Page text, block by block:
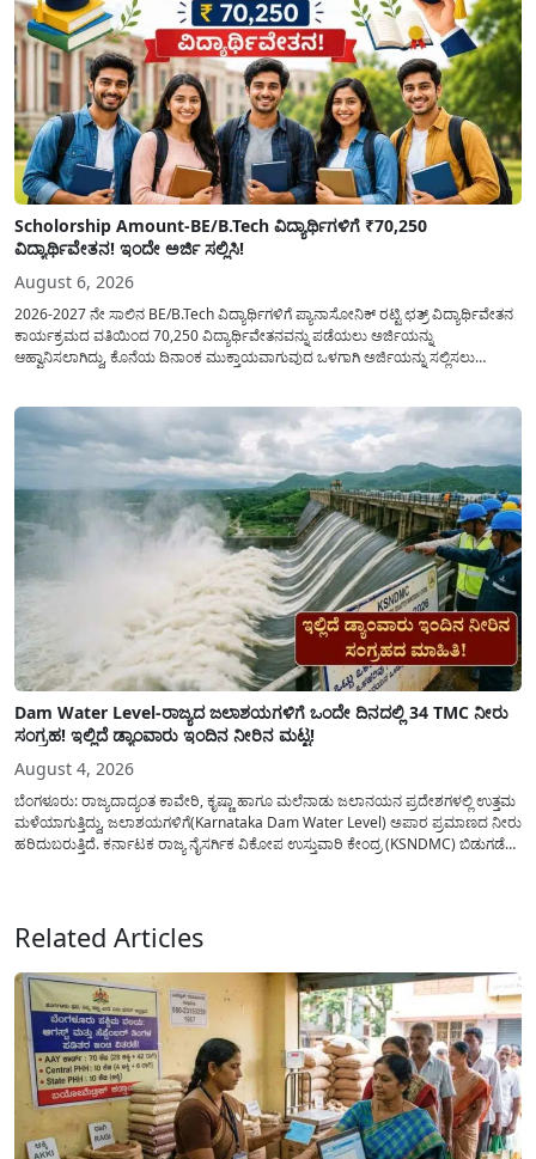
Scholorship Amount-BE/B.Tech ವಿದ್ಯಾರ್ಥಿಗಳಿಗೆ ₹70,250
ವಿದ್ಯಾರ್ಥಿವೇತನ! ಇಂದೇ ಅರ್ಜಿ ಸಲ್ಲಿಸಿ!
August 6, 2026
2026-2027 ನೇ ಸಾಲಿನ BE/B.Tech ವಿದ್ಯಾರ್ಥಿಗಳಿಗೆ ಪ್ಯಾನಾಸೋನಿಕ್ ರಟ್ಟಿ ಛತ್ರ್ ವಿದ್ಯಾರ್ಥಿವೇತನ
ಕಾರ್ಯಕ್ರಮದ ವತಿಯಿಂದ 70,250 ವಿದ್ಯಾರ್ಥಿವೇತನವನ್ನು ಪಡೆಯಲು ಅರ್ಜಿಯನ್ನು
ಆಹ್ವಾನಿಸಲಾಗಿದ್ದು, ಕೊನೆಯ ದಿನಾಂಕ ಮುಕ್ತಾಯವಾಗುವುದ ಒಳಗಾಗಿ ಅರ್ಜಿಯನ್ನು ಸಲ್ಲಿಸಲು
ಜಾರಿಗೆ...
Dam Water Level-ರಾಜ್ಯದ ಜಲಾಶಯಗಳಿಗೆ ಒಂದೇ ದಿನದಲ್ಲಿ 34 TMC ನೀರು
ಸಂಗ್ರಹ! ಇಲ್ಲಿದೆ ಡ್ಯಾಂವಾರು ಇಂದಿನ ನೀರಿನ ಮಟ್ಟ!
August 4, 2026
ಬೆಂಗಳೂರು: ರಾಜ್ಯದಾದ್ಯಂತ ಕಾವೇರಿ, ಕೃಷ್ಣಾ ಹಾಗೂ ಮಲೆನಾಡು ಜಲಾನಯನ ಪ್ರದೇಶಗಳಲ್ಲಿ ಉತ್ತಮ
ಮಳೆಯಾಗುತ್ತಿದ್ದು, ಜಲಾಶಯಗಳಿಗೆ(Karnataka Dam Water Level) ಅಪಾರ ಪ್ರಮಾಣದ ನೀರು
ಹರಿದುಬರುತ್ತಿದೆ. ಕರ್ನಾಟಕ ರಾಜ್ಯ ನೈಸರ್ಗಿಕ ವಿಕೋಪ ಉಸ್ತುವಾರಿ ಕೇಂದ್ರ (KSNDMC) ಬಿಡುಗಡೆ
Related Articles